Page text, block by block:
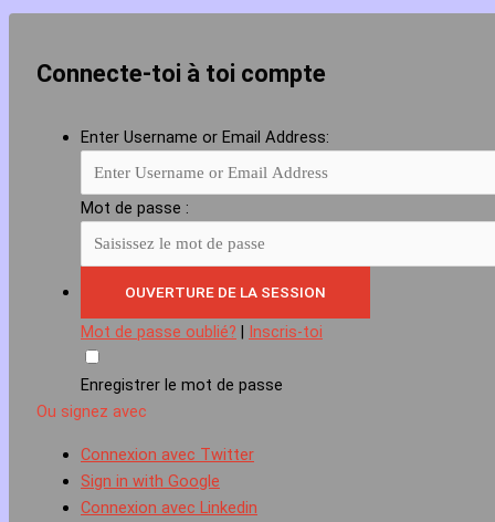
Connecte-toi à toi compte
Enter Username or Email Address:
Mot de passe :
Mot de passe oublié? Inscris-toi
Enregistrer le mot de passe
Ou signez avec
Connexion avec Twitter
Sign in with Google
Connexion avec Linkedin